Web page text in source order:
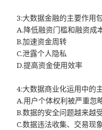
3:大数据金融的主要作用
A.降低融资门槛和融资成
B.加速资金周转
C.泄露个人隐私
D.提高资金使用效率
4:大数据商业化运用中的
A.用户个体权利被严重忽
B.数据的安全问题越来越
C.数据违法收集、交易现